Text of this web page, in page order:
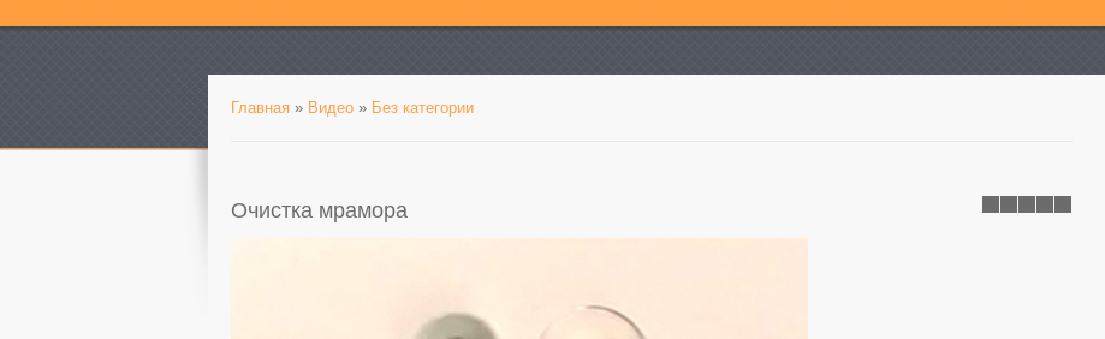
Главная » Видео » Без категории
Очистка мрамора